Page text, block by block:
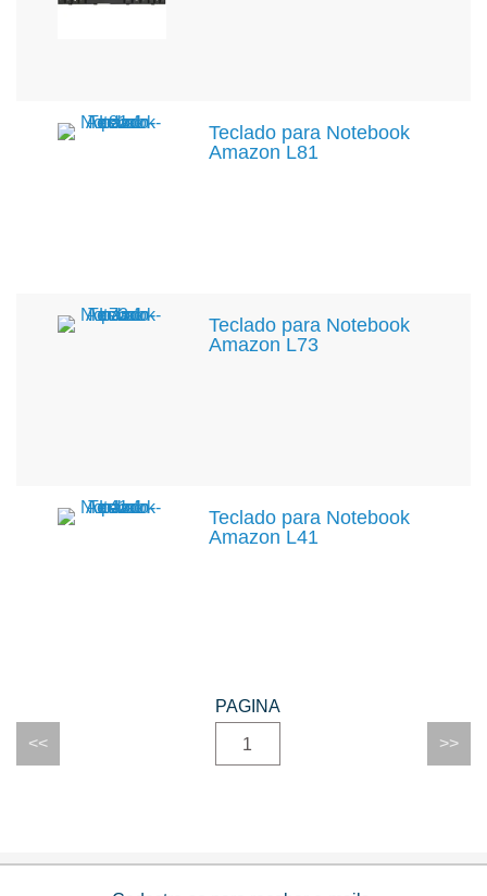
Teclado para Notebook
Amazon L81
Teclado para Notebook
Amazon L73
Teclado para Notebook
Amazon L41
1